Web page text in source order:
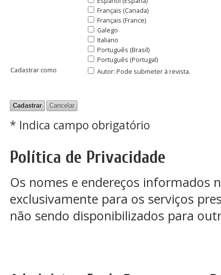
Français (Canada)
Français (France)
Galego
Italiano
Português (Brasil)
Português (Portugal)
Cadastrar como
Autor: Pode submeter à revista.
* Indica campo obrigatório
Política de Privacidade
Os nomes e endereços informados
exclusivamente para os serviços
não sendo disponibilizados para